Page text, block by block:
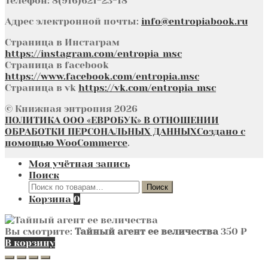
Адрес электронной почты: info@entropiabook.ru
Страница в Инстаграм
https://instagram.com/entropia_msc
Страница в facebook
https://www.facebook.com/entropia.msc
Страница в vk https://vk.com/entropia_msc
© Книжная энтропия 2026
ПОЛИТИКА ООО «ЕВРОБУК» В ОТНОШЕНИИ
ОБРАБОТКИ ПЕРСОНАЛЬНЫХ ДАННЫХСоздано с
помощью WooCommerce.
Моя учётная запись
Поиск
Искать:
Поиск
Корзина 0
Вы смотрите: Тайный агент ее величества 350 ₽
В корзину